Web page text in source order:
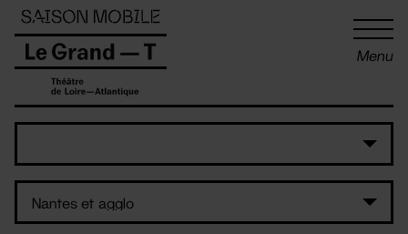
Menu
Panneau de gestion des cookies